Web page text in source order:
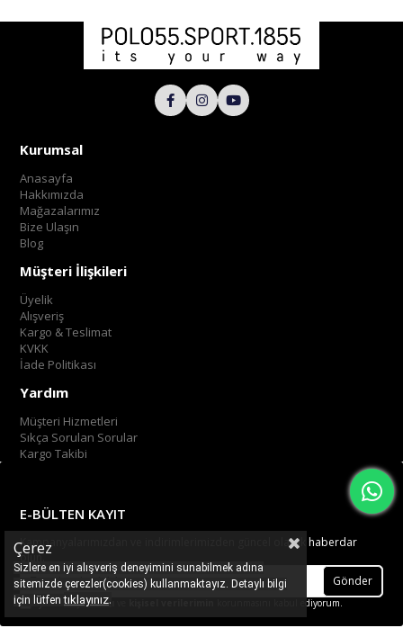
Kurumsal
Anasayfa
Hakkımızda
Mağazalarımız
Bize Ulaşın
Blog
Müşteri İlişkileri
Üyelik
Alışveriş
Kargo & Teslimat
KVKK
İade Politikası
Yardım
Müşteri Hizmetleri
Sıkça Sorulan Sorular
Kargo Takibi
E-BÜLTEN KAYIT
Kampanyalarımızdan ve indirimlerimizden güncel olarak haberdar
olun.
Gönder
Üyelik koşullarını korunmasını kabul ediyorum.
Çerez
Sizlere en iyi alışveriş deneyimini sunabilmek adına
sitemizde çerezler(cookies) kullanmaktayız. Detaylı bilgi
için lütfentıklayınız.